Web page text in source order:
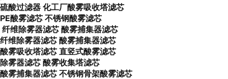
硫酸过滤器 化工厂酸雾吸收塔滤芯
PE酸雾滤芯 不锈钢酸雾滤芯
纤维除雾器滤芯 酸雾捕集器滤芯
纤维除雾器滤芯 酸雾捕集器滤芯
酸雾吸收塔滤芯 直竖式酸雾滤芯
除雾器滤芯 酸雾收集塔滤芯
酸雾捕集器滤芯 不锈钢骨架酸雾滤芯